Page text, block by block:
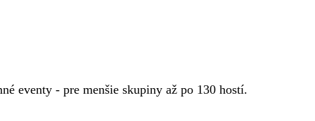
eventy - pre menšie skupiny až po 130 hostí.